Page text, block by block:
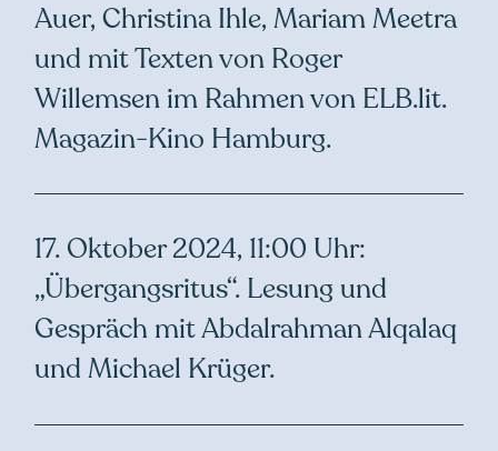
Auer, Christina Ihle, Mariam Meetra
und mit Texten von Roger
Willemsen im Rahmen von ELB.lit.
Magazin-Kino Hamburg.
17. Oktober 2024, 11:00 Uhr:
„Übergangsritus“. Lesung und
Gespräch mit Abdalrahman Alqalaq
und Michael Krüger.